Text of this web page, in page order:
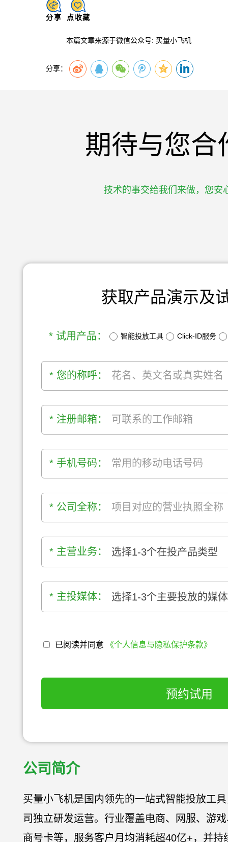
分享 点收藏
本篇文章来源于微信公众号: 买量小飞机
分享：
期待与您合
技术的事交给我们来做，您安
公司简介
买量小飞机是国内领先的一站式智能投放工
司独立研发运营。行业覆盖电商、网服、游
商号卡等，服务客户月均消耗超40亿+，并持
获取产品演示及
* 试用产品： 智能投放工具 Click-ID服务
* 您的称呼：
* 注册邮箱：
* 手机号码：
* 公司全称：
* 主营业务： 选择1-3个在投产品类型
* 主投媒体： 选择1-3个主要投放的媒
已阅读并同意 《个人信息与隐私保护条款》
预约试用